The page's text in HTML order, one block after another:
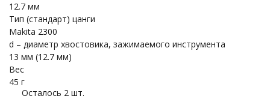
12.7 мм
Тип (стандарт) цанги
Makita 2300
d – диаметр хвостовика, зажимаемого инструмента
13 мм (12.7 мм)
Вес
45 г
Осталось 2 шт.